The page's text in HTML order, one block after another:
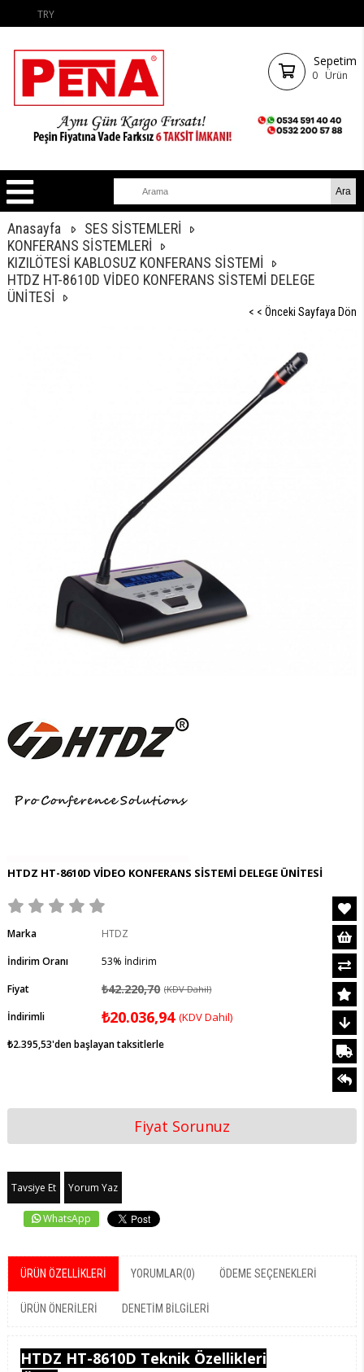
TRY
Sepetim
0 Ürün
Anasayfa
SES SİSTEMLERİ
KONFERANS SİSTEMLERİ
KIZILÖTESİ KABLOSUZ KONFERANS SİSTEMİ
HTDZ HT-8610D VİDEO KONFERANS SİSTEMİ DELEGE
ÜNİTESİ
< < Önceki Sayfaya Dön
HTDZ HT-8610D VİDEO KONFERANS SİSTEMİ DELEGE ÜNİTESİ
Marka
HTDZ
İndirim Oranı
%
53
İndirim
Fiyat
₺42.220,70 (KDV Dahil)
İndirimli ₺20.036,94 (KDV Dahil)
₺2.395,53'den başlayan taksitlerle
Fiyat Sorunuz
Tavsiye Et Yorum Yaz
WhatsApp
ÜRÜN ÖZELLIKLERI YORUMLAR(0) ÖDEME SEÇENEKLERI
ÜRÜN ÖNERILERI DENETIM BILGILERI
HTDZ HT-8610D Teknik Özellikleri